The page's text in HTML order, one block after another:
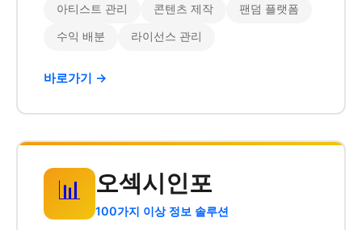
아티스트 관리 콘텐츠 제작 팬덤 플랫폼
수익 배분 라이선스 관리
바로가기 →
📊 오섹시인포
100가지 이상 정보 솔루션